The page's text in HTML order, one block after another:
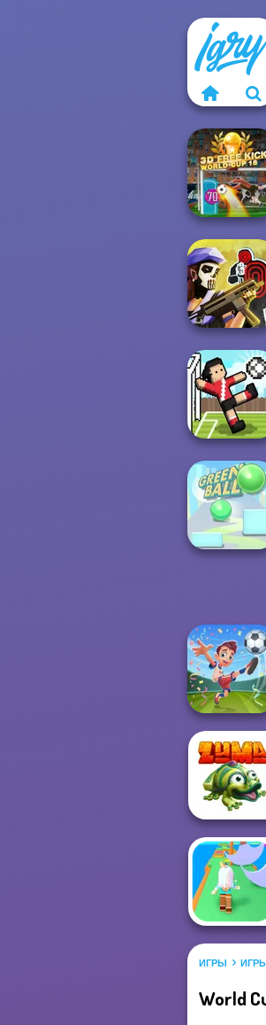
3D Free Kick
World Cup 18
Tom Clancy's
Shootout
Soccer Random
Green Ball
Football
Superstars 2024
ИГРЫ
World